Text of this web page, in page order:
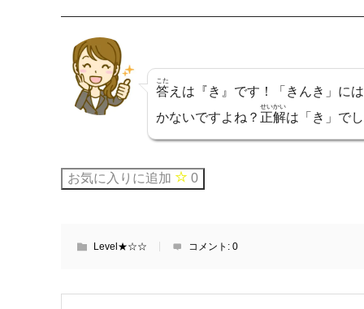
答
こた
えは『き』です！「きんき」に
かないですよね？ 正解
せいかい
は「き」で
お気に入りに追加 0
Level★☆☆ コメント: 0